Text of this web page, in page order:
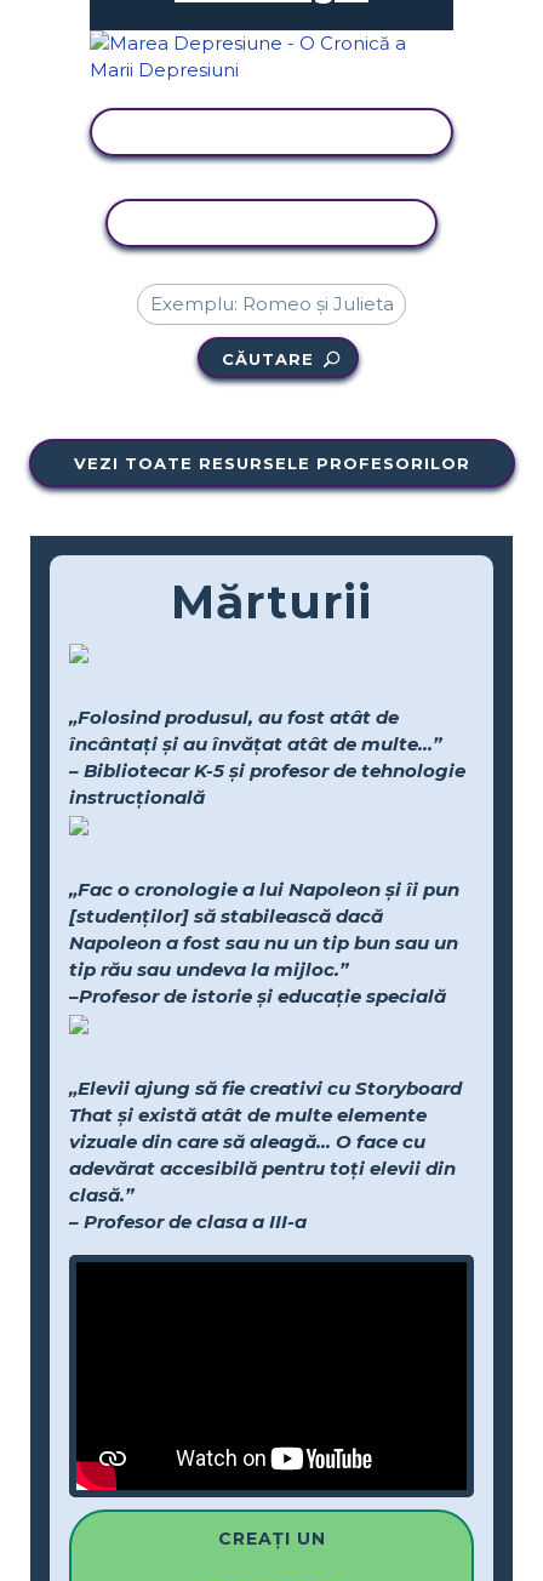
CĂUTARE
VEZI TOATE RESURSELE PROFESORILOR
Mărturii
„Folosind produsul, au fost atât de
încântați și au învățat atât de multe...”
– Bibliotecar K-5 și profesor de tehnologie
instrucțională
„Fac o cronologie a lui Napoleon și îi pun
[studenților] să stabilească dacă
Napoleon a fost sau nu un tip bun sau un
tip rău sau undeva la mijloc.”
–Profesor de istorie și educație specială
„Elevii ajung să fie creativi cu Storyboard
That și există atât de multe elemente
vizuale din care să aleagă... O face cu
adevărat accesibilă pentru toți elevii din
clasă.”
– Profesor de clasa a III-a
CREAȚI UN